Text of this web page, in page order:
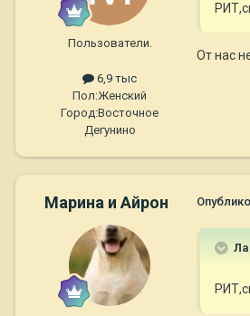
Пользователи.
6,9 тыс
Пол:Женский
Город:Восточное
Дегунино
От нас
Марина и Айрон